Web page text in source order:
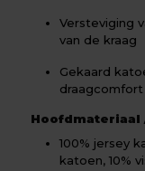
Versteviging
van de kraag
Gekaard
draagcomfort
Hoofdmateriaal
100% jersey
katoen, 10%